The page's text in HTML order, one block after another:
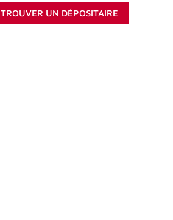
TROUVER UN DÉPOSITAIRE